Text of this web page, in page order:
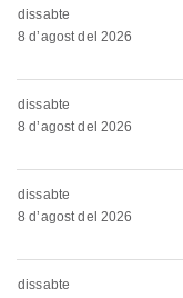
dissabte
8 d’agost del 2026
dissabte
8 d’agost del 2026
dissabte
8 d’agost del 2026
dissabte